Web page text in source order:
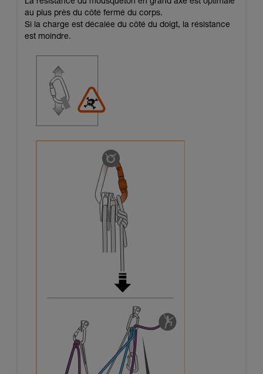
La résistance du mousqueton en grand axe est optimale
au plus près du côté fermé du corps.
Si la charge est décalée du côté du doigt, la résistance
est moindre.